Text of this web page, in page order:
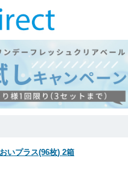
いプラス(96枚) 2箱